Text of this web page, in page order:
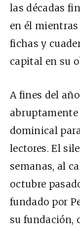
las décadas
en él
fichas y
capital en su
A fines del
dominical
lectores. El
semanas, al
octubre
fundado por
su fundación,